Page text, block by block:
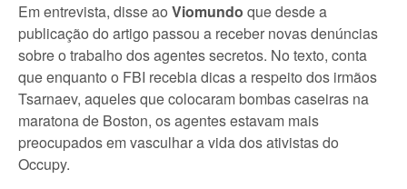
Em entrevista, disse ao Viomundo que desde a
publicação do artigo passou a receber novas denúncias
sobre o trabalho dos agentes secretos. No texto, conta
que enquanto o FBI recebia dicas a respeito dos irmãos
Tsarnaev, aqueles que colocaram bombas caseiras na
maratona de Boston, os agentes estavam mais
preocupados em vasculhar a vida dos ativistas do
Occupy.